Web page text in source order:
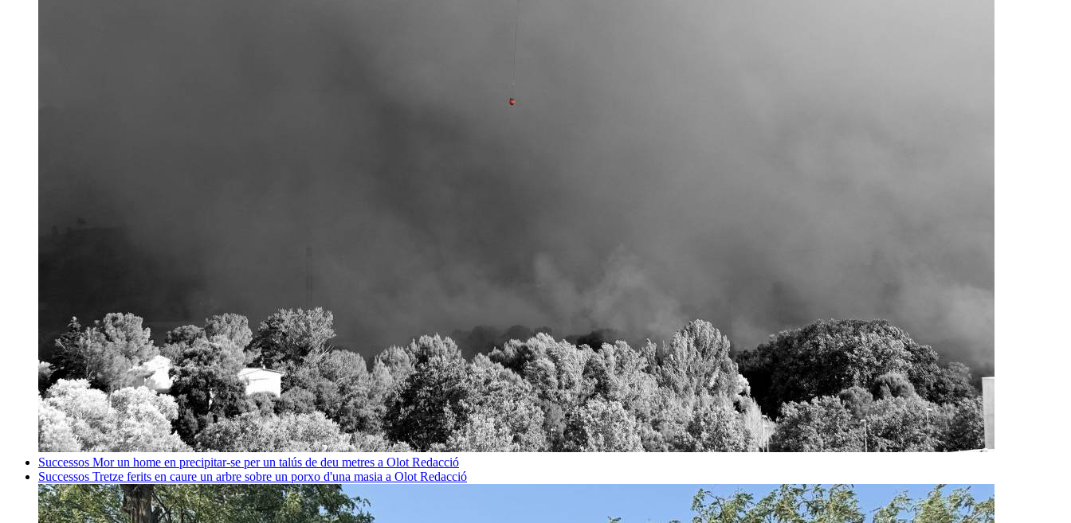
Successos Mor un home en precipitar-se per un talús de deu metres a Olot Redacció
Successos Tretze ferits en caure un arbre sobre un porxo d'una masia a Olot Redacció